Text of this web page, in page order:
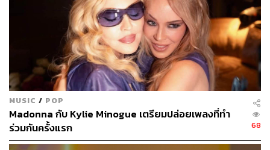
MUSIC / POP
Madonna กับ Kylie Minogue เตรียมปล่อยเพลงที่ทำ
ร่วมกันครั้งแรก
68